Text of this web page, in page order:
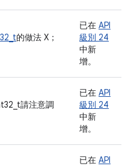
的做法 X；
已在 API
級別 24
中新
增。
請注意調
已在 API
級別 24
中新
增。
已在 API